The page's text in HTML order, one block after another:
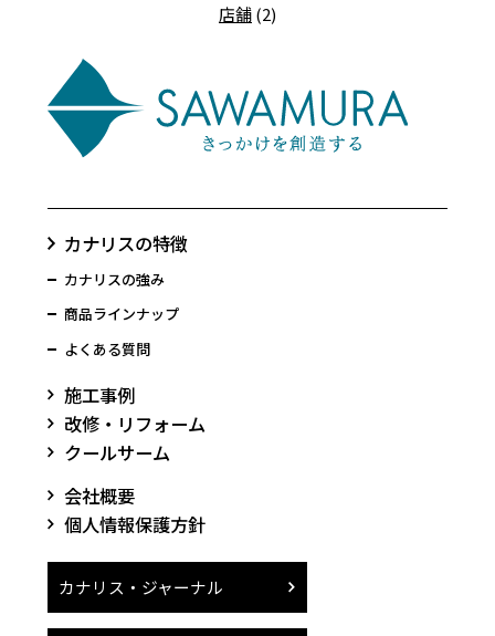
店舗(2)
カナリスの特徴
カナリスの強み
商品ラインナップ
よくある質問
施工事例
改修・リフォーム
クールサーム
会社概要
個人情報保護方針
カナリス・ジャーナル